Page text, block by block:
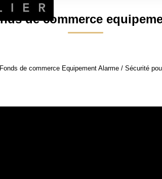
de commerce
de commerce Equipement Alarme / Sécurité